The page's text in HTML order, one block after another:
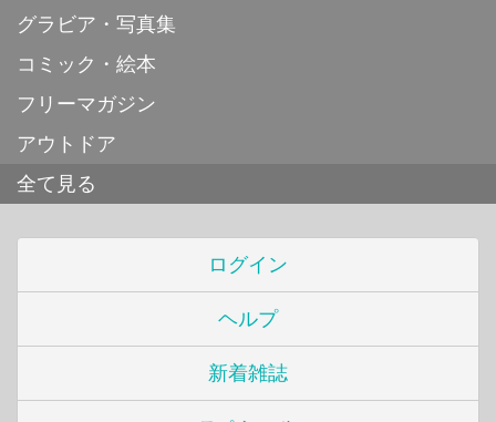
グラビア・写真集
コミック・絵本
フリーマガジン
アウトドア
全て見る
ログイン
ヘルプ
新着雑誌